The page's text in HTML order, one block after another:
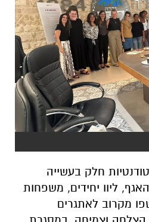
חלק בעשייה
ליוו יחידים, משפחות
מקרוב לאתגרים